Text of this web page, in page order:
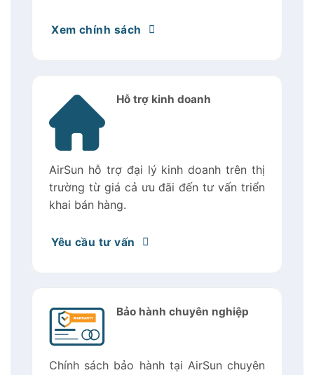
Xem chính sách
Hỗ trợ kinh doanh
AirSun hỗ trợ đại lý kinh doanh trên thị
trường từ giá cả ưu đãi đến tư vấn triển
khai bán hàng.
Yêu cầu tư vấn
Bảo hành chuyên nghiệp
Chính sách bảo hành tại AirSun chuyên